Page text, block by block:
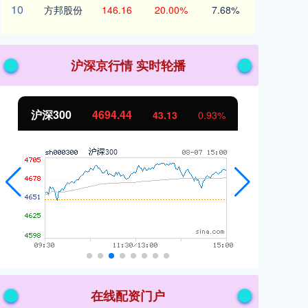
10 方邦股份 146.16 20.00% 7.68%
沪深京行情 实时轮播
沪深300 4694.44 43.13 0.93%
在线配资门户